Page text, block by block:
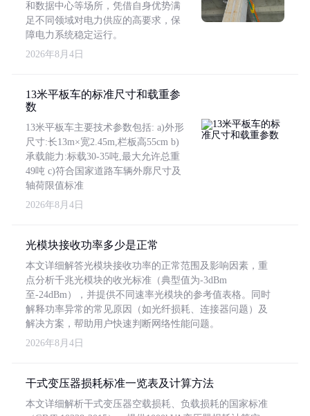
和数据中心等场所，凭借自身优势满
足不同领域对电力供应的高要求，保
障电力系统稳定运行。
2026年8月4日
13米平板车的标准尺寸和载重参
数
13米平板车主要技术参数包括: a)外形
尺寸:长13m×宽2.45m,栏板高55cm b)
承载能力:标载30-35吨,最大允许总重
49吨 c)符合国家道路车辆外廓尺寸及
轴荷限值标准
2026年8月4日
光模块接收功率多少是正常
本文详细解答光模块接收功率的正常范围及影响因素，重
点分析千兆光模块的收光标准（典型值为-3dBm
至-24dBm），并提供不同速率光模块的参考值表格。同时
解释功率异常的常见原因（如光纤损耗、连接器问题）及
解决方案，帮助用户快速判断网络性能问题。
2026年8月4日
干式变压器损耗标准一览表及计算方法
本文详细解析干式变压器空载损耗、负载损耗的国家标准